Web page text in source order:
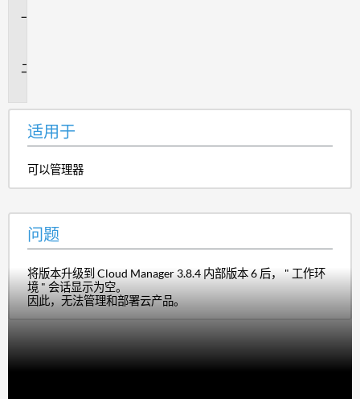
适用于
可以管理器
问题
将版本升级到 Cloud Manager 3.8.4 内部版本 6 后， " 工作环
境 " 会话显示为空。
因此，无法管理和部署云产品。